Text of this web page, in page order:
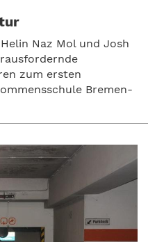
Naz Mol und Josh
zum ersten
Bremen-